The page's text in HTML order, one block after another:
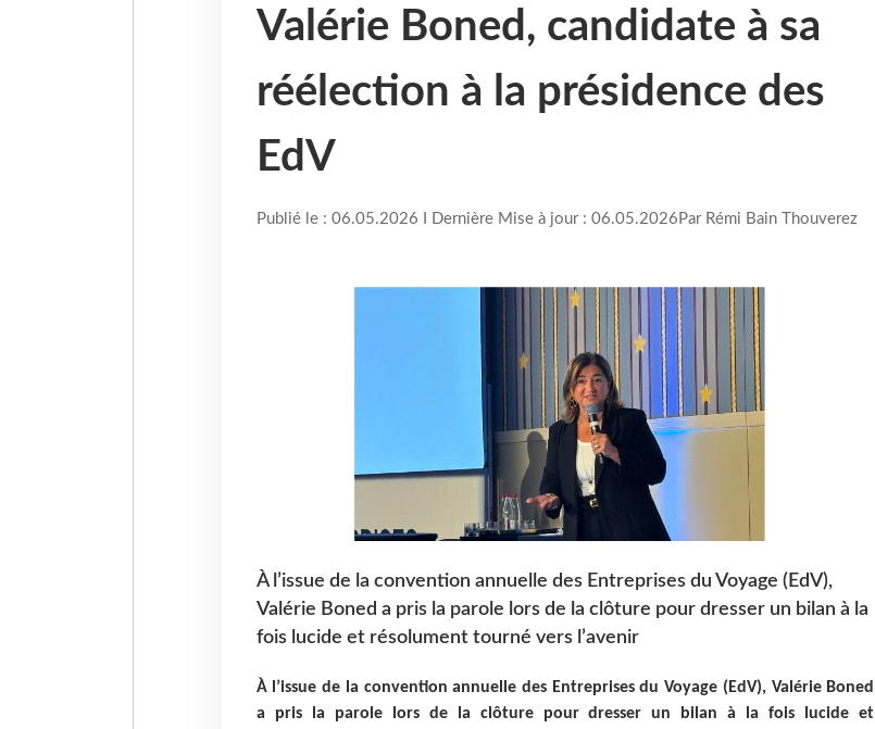
Valérie Boned, candidate à sa
réélection à la présidence des
EdV
Publié le : 06.05.2026 I Dernière Mise à jour : 06.05.2026 Par Rémi Bain Thouverez
À l’issue de la convention annuelle des Entreprises du Voyage (EdV),
Valérie Boned a pris la parole lors de la clôture pour dresser un bilan à la
fois lucide et résolument tourné vers l’avenir
À l’issue de la convention annuelle des Entreprises du Voyage (EdV), Valérie Boned
a pris la parole lors de la clôture pour dresser un bilan à la fois lucide et